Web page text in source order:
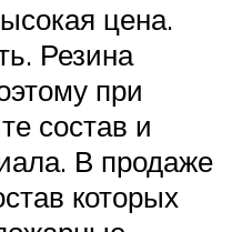
цена.
Резина
при
состав и
В продаже
которых